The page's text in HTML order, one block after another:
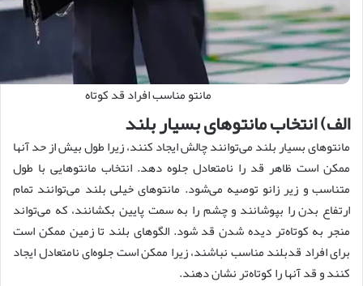
مانتو مناسب افراد قد کوتاه
الف) انتخاب مانتوهای بسیار بلند
مانتوهای بسیار بلند می‌توانند چالش ایجاد کنند، زیرا طول بیش از حد آنها
ممکن است ظاهر قد را نامتعادل جلوه دهد. انتخاب مانتوهایی با طول
متناسب و زیر زانو توصیه می‌شود. مانتوهای خیلی بلند می‌توانند تمام
ارتفاع بدن را بپوشانند و چشم را به سمت پایین بکشانند، که می‌تواند
منجر به کوتاه‌تر دیده شدن قد شود. الگوهای بلند تا زمین ممکن است
برای افراد قدبلند مناسب نباشند، زیرا ممکن است جلوه‌ای نامتعادل ایجاد
کنند و قد آنها را کوتاه‌تر نشان دهند.